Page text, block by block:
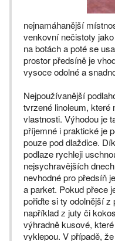
nejnamáhanější
venkovní nečistoty
na botách a poté se
prostor předsíně je
vysoce odolné a
Nejpoužívanější
tvrzené linoleum, které
vlastnosti. Výhodou je
příjemné i praktické je
pouze pod dlaždice.
podlaze rychleji
nejsychravějších
nevhodné pro předsíň
a parket. Pokud přece
pořiďte si ty odolnější
například z juty či
výhradně kusové,
vyklepou. V případě,